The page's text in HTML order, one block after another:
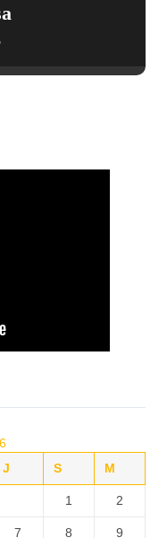
J S M
1 2
7 8 9